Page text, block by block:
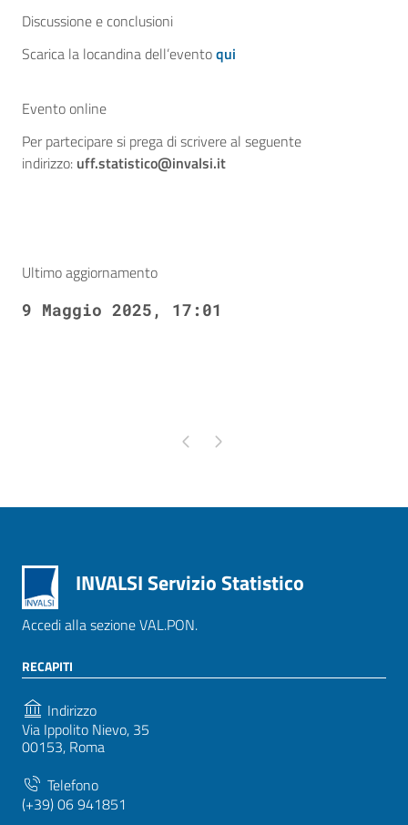
Discussione e conclusioni
Scarica la locandina dell’eventoqui
Evento online
Per partecipare si prega di scrivere al seguente
indirizzo: uff.statistico@invalsi.it
Ultimo aggiornamento
9 Maggio 2025, 17:01
Pagina precedente
Pagina successiva
INVALSI Servizio Statistico
Accedi alla sezione VAL.PON.
RECAPITI
Indirizzo
Via Ippolito Nievo, 35
00153, Roma
Telefono
(+39) 06 941851